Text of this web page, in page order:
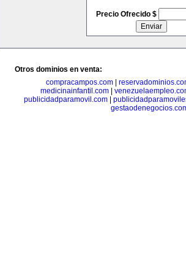
Precio Ofrecido $
Otros dominios en venta:
compracampos.com
medicinainfantil.com|
publicidadparamovil.com